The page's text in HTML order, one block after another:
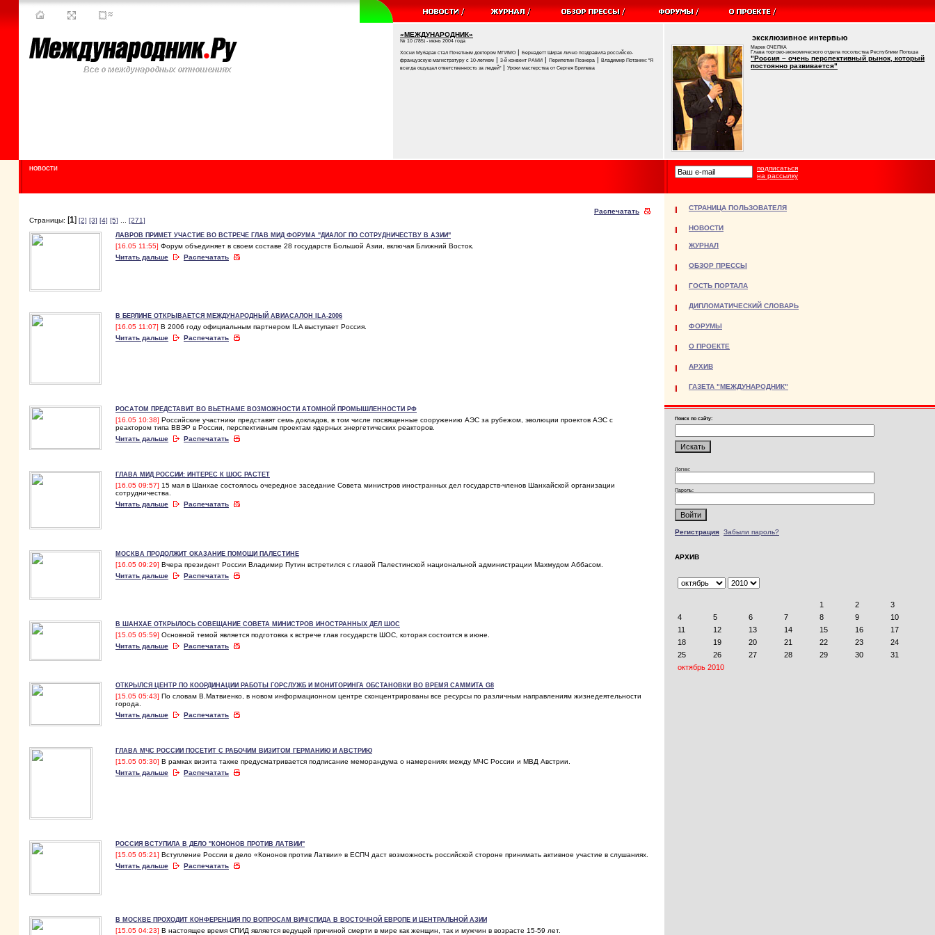
«МЕЖДУНАРОДНИК»
№ 10 (785) - июнь 2004 года
Хосни Мубарак стал Почетным доктором МГИМО |
Бернадетт Ширак лично поздравила российско-
французскую магистратуру с 10-летием | 3-й конвент РАМИ | Перипетии Познера |
Владимир Потанин: "Я
всегда ощущал ответственность за людей"| Уроки мастерства от Сергея Брилева
эксклюзивное интервью
Марек ОЧЕПКА
Глава торгово-экономического отдела посольства Республики Польша
"Россия – очень перспективный рынок, который
постоянно развивается"
НОВОСТИ
подписаться
на рассылку
Распечатать
Страницы: [1] [2] [3] [4] [5] [271]
ЛАВРОВ ПРИМЕТ УЧАСТИЕ ВО ВСТРЕЧЕ ГЛАВ МИД ФОРУМА "ДИАЛОГ ПО СОТРУДНИЧЕСТВУ В АЗИИ"
[16.05 11:55] Форум объединяет в своем составе 28 государств Большой Азии, включая Ближний Восток.
Читать дальше
Распечатать
В БЕРЛИНЕ ОТКРЫВАЕТСЯ МЕЖДУНАРОДНЫЙ АВИАСАЛОН ILA-2006
[16.05 11:07] В 2006 году официальным партнером ILA выступает Россия.
Читать дальше
Распечатать
РОСАТОМ ПРЕДСТАВИТ ВО ВЬЕТНАМЕ ВОЗМОЖНОСТИ АТОМНОЙ ПРОМЫШЛЕННОСТИ РФ
[16.05 10:38] Российские участники представят семь докладов, в том числе посвященные сооружению АЭС за рубежом, эволюции проектов АЭС с
реактором типа ВВЭР в России, перспективным проектам ядерных энергетических реакторов.
Читать дальше
Распечатать
ГЛАВА МИД РОССИИ: ИНТЕРЕС К ШОС РАСТЕТ
[16.05 09:57] 15 мая в Шанхае состоялось очередное заседание Совета министров иностранных дел государств-членов Шанхайской организации
сотрудничества.
Читать дальше
Распечатать
МОСКВА ПРОДОЛЖИТ ОКАЗАНИЕ ПОМОЩИ ПАЛЕСТИНЕ
[16.05 09:29] Вчера президент России Владимир Путин встретился с главой Палестинской национальной администрации Махмудом Аббасом.
Читать дальше
Распечатать
В ШАНХАЕ ОТКРЫЛОСЬ СОВЕЩАНИЕ СОВЕТА МИНИСТРОВ ИНОСТРАННЫХ ДЕЛ ШОС
[15.05 05:59] Основной темой является подготовка к встрече глав государств ШОС, которая состоится в июне.
Читать дальше
Распечатать
ОТКРЫЛСЯ ЦЕНТР ПО КООРДИНАЦИИ РАБОТЫ ГОРСЛУЖБ И МОНИТОРИНГА ОБСТАНОВКИ ВО ВРЕМЯ САММИТА G8
[15.05 05:43] По словам В.Матвиенко, в новом информационном центре сконцентрированы все ресурсы по различным направлениям жизнедеятельности
города.
Читать дальше
Распечатать
ГЛАВА МЧС РОССИИ ПОСЕТИТ С РАБОЧИМ ВИЗИТОМ ГЕРМАНИЮ И АВСТРИЮ
[15.05 05:30] В рамках визита также предусматривается подписание меморандума о намерениях между МЧС России и МВД Австрии.
Читать дальше
Распечатать
РОССИЯ ВСТУПИЛА В ДЕЛО "КОНОНОВ ПРОТИВ ЛАТВИИ"
[15.05 05:21] Вступление России в дело «Кононов против Латвии» в ЕСПЧ даст возможность российской стороне принимать активное участие в слушаниях.
Читать дальше
Распечатать
В МОСКВЕ ПРОХОДИТ КОНФЕРЕНЦИЯ ПО ВОПРОСАМ ВИЧ/СПИДА В ВОСТОЧНОЙ ЕВРОПЕ И ЦЕНТРАЛЬНОЙ АЗИИ
[15.05 04:23] В настоящее время СПИД является ведущей причиной смерти в мире как женщин, так и мужчин в возрасте 15-59 лет.
СТРАНИЦА ПОЛЬЗОВАТЕЛЯ
НОВОСТИ
ЖУРНАЛ
ОБЗОР ПРЕССЫ
ГОСТЬ ПОРТАЛА
ДИПЛОМАТИЧЕСКИЙ СЛОВАРЬ
ФОРУМЫ
О ПРОЕКТЕ
АРХИВ
ГАЗЕТА "МЕЖДУНАРОДНИК"
Поиск по сайту:
Логин:
Пароль:
Регистрация Забыли пароль?
АРХИВ